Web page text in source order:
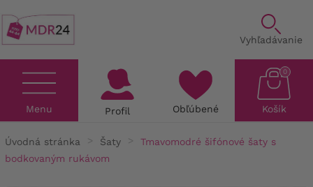
Vyhľadávanie
Menu Profil Obľúbené Košík
0
Úvodná stránka Šaty
Tmavomodré šifónové šaty s
bodkovaným rukávom